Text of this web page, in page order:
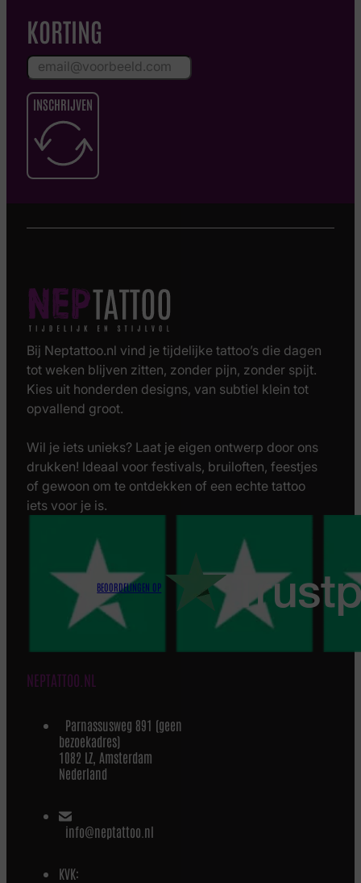
KORTING
INSCHRIJVEN
Bij Neptattoo.nl vind je tijdelijke tattoo’s die dagen
tot weken blijven zitten, zonder pijn, zonder spijt.
Kies uit honderden designs, van subtiel klein tot
opvallend groot.
Wil je iets unieks? Laat je eigen ontwerp door ons
drukken! Ideaal voor festivals, bruiloften, feestjes
of gewoon om te ontdekken of een echte tattoo
iets voor je is.
BEOORDELINGEN OP
NEPTATTOO.NL
Parnassusweg 891 (geen
bezoekadres)
1082 LZ, Amsterdam
Nederland
info@neptattoo.nl
KVK: